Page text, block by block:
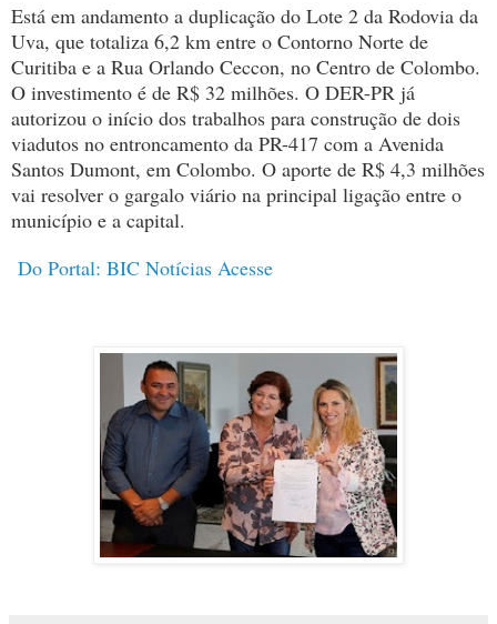
Está em andamento a duplicação do Lote 2 da Rodovia da
Uva, que totaliza 6,2 km entre o Contorno Norte de
Curitiba e a Rua Orlando Ceccon, no Centro de Colombo.
O investimento é de R$ 32 milhões. O DER-PR já
autorizou o início dos trabalhos para construção de dois
viadutos no entroncamento da PR-417 com a Avenida
Santos Dumont, em Colombo. O aporte de R$ 4,3 milhões
vai resolver o gargalo viário na principal ligação entre o
município e a capital.
Do Portal: BIC Notícias Acesse